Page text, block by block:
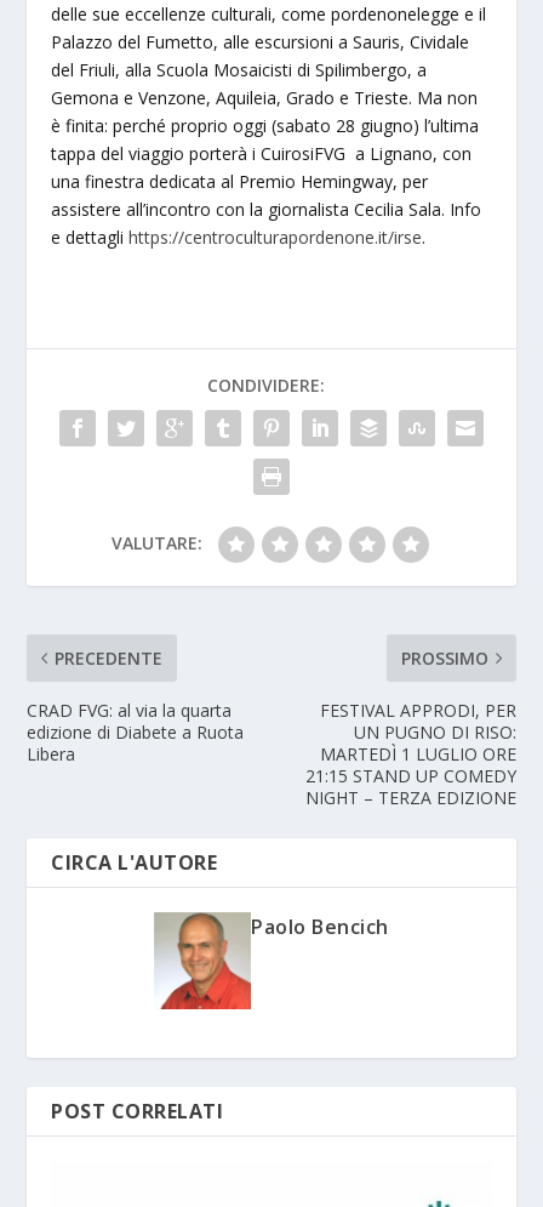
delle sue eccellenze culturali, come pordenonelegge e il
Palazzo del Fumetto, alle escursioni a Sauris, Cividale
del Friuli, alla Scuola Mosaicisti di Spilimbergo, a
Gemona e Venzone, Aquileia, Grado e Trieste. Ma non
è finita: perché proprio oggi (sabato 28 giugno) l’ultima
tappa del viaggio porterà i CuirosiFVG a Lignano, con
una finestra dedicata al Premio Hemingway, per
assistere all’incontro con la giornalista Cecilia Sala. Info
e dettaglihttps://centroculturapordenone.it/irse.
CONDIVIDERE:
VALUTARE:
PRECEDENTE
CRAD FVG: al via la quarta
edizione di Diabete a Ruota
Libera
PROSSIMO
FESTIVAL APPRODI, PER
UN PUGNO DI RISO:
MARTEDÌ 1 LUGLIO ORE
21:15 STAND UP COMEDY
NIGHT – TERZA EDIZIONE
CIRCA L'AUTORE
Paolo Bencich
POST CORRELATI